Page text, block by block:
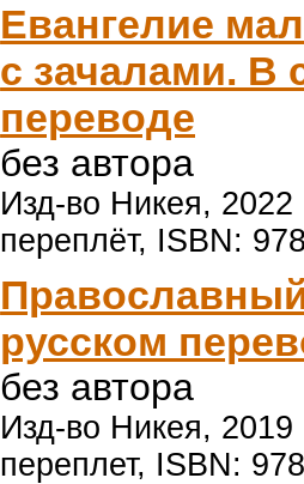
Евангелие
с зачалами. В
переводе
без автора
Изд-во Никея, 2022
переплёт, ISBN:
русском
без автора
Изд-во Никея, 2019
переплет, ISBN: